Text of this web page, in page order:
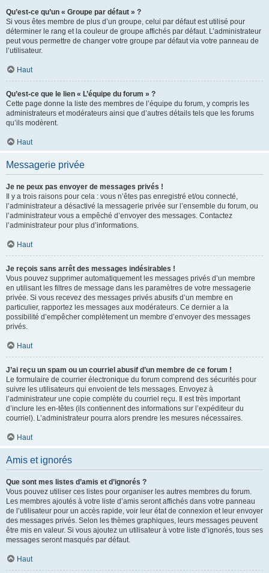
Qu’est-ce qu’un « Groupe par défaut » ?
Si vous êtes membre de plus d’un groupe, celui par défaut est utilisé pour
déterminer le rang et la couleur de groupe affichés par défaut. L’administrateur
peut vous permettre de changer votre groupe par défaut via votre panneau de
l’utilisateur.
Haut
Qu’est-ce que le lien « L’équipe du forum » ?
Cette page donne la liste des membres de l’équipe du forum, y compris les
administrateurs et modérateurs ainsi que d’autres détails tels que les forums
qu’ils modèrent.
Haut
Messagerie privée
Je ne peux pas envoyer de messages privés !
Il y a trois raisons pour cela : vous n’êtes pas enregistré et/ou connecté,
l’administrateur a désactivé la messagerie privée sur l’ensemble du forum, ou
l’administrateur vous a empêché d’envoyer des messages. Contactez
l’administrateur pour plus d’informations.
Haut
Je reçois sans arrêt des messages indésirables !
Vous pouvez supprimer automatiquement les messages privés d’un membre
en utilisant les filtres de message dans les paramètres de votre messagerie
privée. Si vous recevez des messages privés abusifs d’un membre en
particulier, rapportez les messages aux modérateurs. Ce dernier a la
possibilité d’empêcher complètement un membre d’envoyer des messages
privés.
Haut
J’ai reçu un spam ou un courriel abusif d’un membre de ce forum !
Le formulaire de courrier électronique du forum comprend des sécurités pour
suivre les utilisateurs qui envoient de tels messages. Envoyez à
l’administrateur une copie complète du courriel reçu. Il est très important
d’inclure les en-têtes (ils contiennent des informations sur l’expéditeur du
courriel). L’administrateur pourra alors prendre les mesures nécessaires.
Haut
Amis et ignorés
Que sont mes listes d’amis et d’ignorés ?
Vous pouvez utiliser ces listes pour organiser les autres membres du forum.
Les membres ajoutés à votre liste d’amis seront affichés dans votre panneau
de l’utilisateur pour un accès rapide, voir leur état de connexion et leur envoyer
des messages privés. Selon les thèmes graphiques, leurs messages peuvent
être mis en valeur. Si vous ajoutez un utilisateur à votre liste d’ignorés, tous ses
messages seront masqués par défaut.
Haut